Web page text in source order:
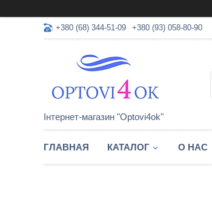
+380 (68) 344-51-09 +380 (93) 058-80-90
Інтернет-магазин "Optovi4ok"
ГЛАВНАЯ КАТАЛОГ О НАС